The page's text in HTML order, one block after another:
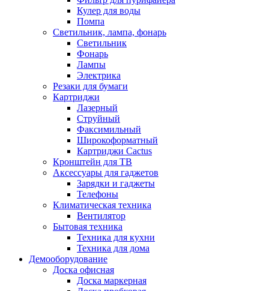
Кулер для воды
Помпа
Светильник, лампа, фонарь
Светильник
Фонарь
Лампы
Электрика
Резаки для бумаги
Картриджи
Лазерный
Струйный
Факсимильный
Широкоформатный
Картриджи Cactus
Кронштейн для ТВ
Аксессуары для гаджетов
Зарядки и гаджеты
Телефоны
Климатическая техника
Вентилятор
Бытовая техника
Техника для кухни
Техника для дома
Демооборудование
Доска офисная
Доска маркерная